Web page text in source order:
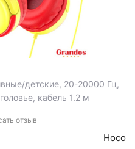
детские, 20-20000 Гц,
кабель 1.2 м
отзыв
Hoco